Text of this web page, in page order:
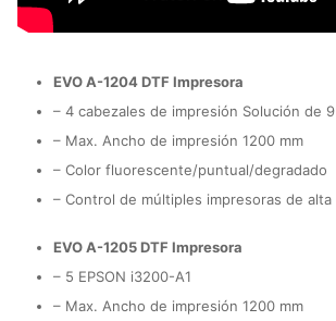
EVO A-1204 DTF Impresora
– 4 cabezales de impresión Solución de
– Max. Ancho de impresión 1200 mm
– Color fluorescente/puntual/degradado
– Control de múltiples impresoras de alta
EVO A-1205 DTF Impresora
– 5 EPSON i3200-A1
– Max. Ancho de impresión 1200 mm